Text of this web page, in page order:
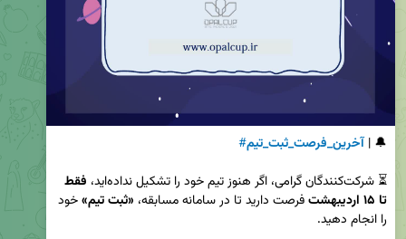
🔔 |
#آخرین_فرصت_ثبت_تیم
⏳ شرکت‌کنندگان گرامی، اگر هنوز تیم خود را تشکیل نداده‌اید،
تا ۱۵ اردیبهشت
فرصت دارید تا در سامانه مسابقه، «ثبت تیم»